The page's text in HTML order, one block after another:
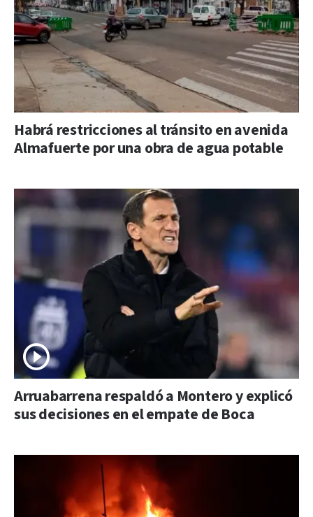
Habrá restricciones al tránsito en avenida
Almafuerte por una obra de agua potable
Arruabarrena respaldó a Montero y explicó
sus decisiones en el empate de Boca